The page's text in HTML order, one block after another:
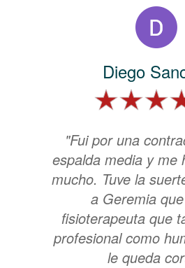
Diego
"Fui por una
espalda media y me
mucho. Tuve la
a Geremia
fisioterapeuta que
profesional como
le queda